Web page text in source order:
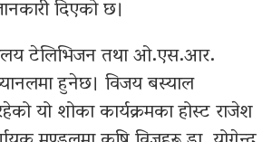
दिएको छ।
टेलिभिजन तथा ओ.एस.आर.
हुनेछ। विजय बस्याल
रहेको यो शोका कार्यक्रमका होस्ट राजेश